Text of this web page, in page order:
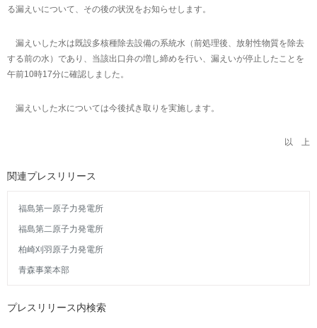
る漏えいについて、その後の状況をお知らせします。
漏えいした水は既設多核種除去設備の系統水（前処理後、放射性物質を除去
する前の水）であり、当該出口弁の増し締めを行い、漏えいが停止したことを
午前10時17分に確認しました。
漏えいした水については今後拭き取りを実施します。
以 上
関連プレスリリース
福島第一原子力発電所
福島第二原子力発電所
柏崎刈羽原子力発電所
青森事業本部
プレスリリース内検索